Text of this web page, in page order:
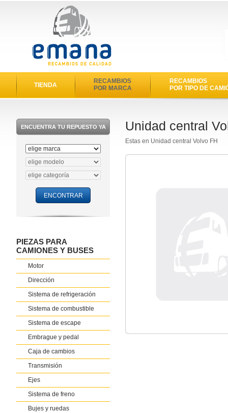
TIENDA
RECAMBIOS
POR MARCA
RECAMBIOS
POR TIPO DE
ENCUENTRA TU REPUESTO YA
PIEZAS PARA
CAMIONES Y BUSES
Motor
Dirección
Sistema de refrigeración
Sistema de combustible
Sistema de escape
Embrague y pedal
Caja de cambios
Transmisión
Ejes
Sistema de freno
Bujes y ruedas
Unidad central
Estas en Unidad central Volvo FH